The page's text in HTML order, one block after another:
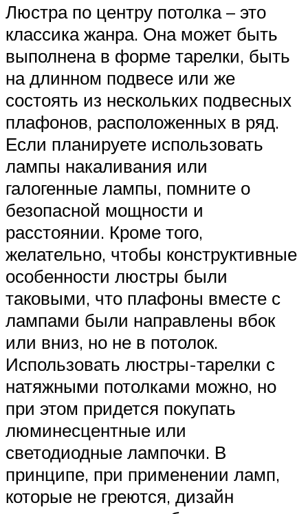
Люстра по центру потолка – это
классика жанра. Она может быть
выполнена в форме тарелки, быть
на длинном подвесе или же
состоять из нескольких подвесных
плафонов, расположенных в ряд.
Если планируете использовать
лампы накаливания или
галогенные лампы, помните о
безопасной мощности и
расстоянии. Кроме того,
желательно, чтобы конструктивные
особенности люстры были
таковыми, что плафоны вместе с
лампами были направлены вбок
или вниз, но не в потолок.
Использовать люстры-тарелки с
натяжными потолками можно, но
при этом придется покупать
люминесцентные или
светодиодные лампочки. В
принципе, при применении ламп,
которые не греются, дизайн